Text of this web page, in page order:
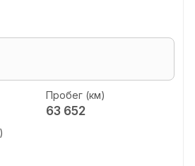
Пробег (км)
63 652